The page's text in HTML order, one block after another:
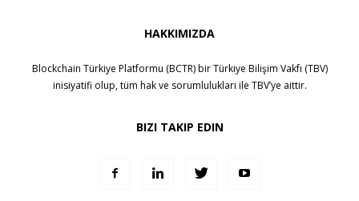
HAKKIMIZDA
Blockchain Türkiye Platformu (BCTR) birTürkiye Bilişim Vakfı (TBV)
inisiyatifi olup, tüm hak ve sorumlulukları ile TBV’ye aittir.
BIZI TAKIP EDIN